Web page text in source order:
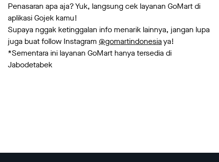
Penasaran apa aja? Yuk, langsung cek layanan GoMart di
aplikasi Gojek kamu!
Supaya nggak ketinggalan info menarik lainnya, jangan lupa
juga buat follow Instagram @gomartindonesiaya!
*Sementara ini layanan GoMart hanya tersedia di
Jabodetabek